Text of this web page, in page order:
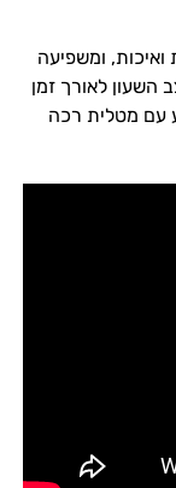
ומשפיעה
השעון לאורך זמן
עם מטלית רכה